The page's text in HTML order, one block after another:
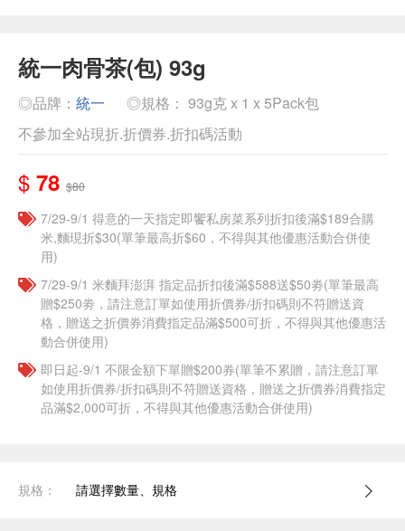
統一肉骨茶(包) 93g
◎品牌： 統一
◎規格： 93g克 x 1 x 5Pack包
不參加全站現折.折價券.折扣碼活動
$ 78 $80
7/29-9/1 得意的一天指定即饗私房菜系列折扣後滿$189合購
米,麵現折$30(單筆最高折$60，不得與其他優惠活動合併使
用)
7/29-9/1 米麵拜澎湃 指定品折扣後滿$588送$50劵(單筆最高
贈$250劵，請注意訂單如使用折價券/折扣碼則不符贈送資
格，贈送之折價券消費指定品滿$500可折，不得與其他優惠活
動合併使用)
即日起-9/1 不限金額下單贈$200券(單筆不累贈，請注意訂單
如使用折價券/折扣碼則不符贈送資格，贈送之折價券消費指定
品滿$2,000可折，不得與其他優惠活動合併使用)
規格： 請選擇數量、規格